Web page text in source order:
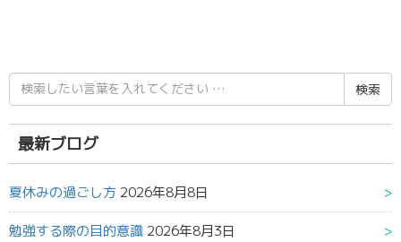
検
索
結
果:
最新ブログ
夏休みの過ごし方 2026年8月8日
勉強する際の目的意識 2026年8月3日